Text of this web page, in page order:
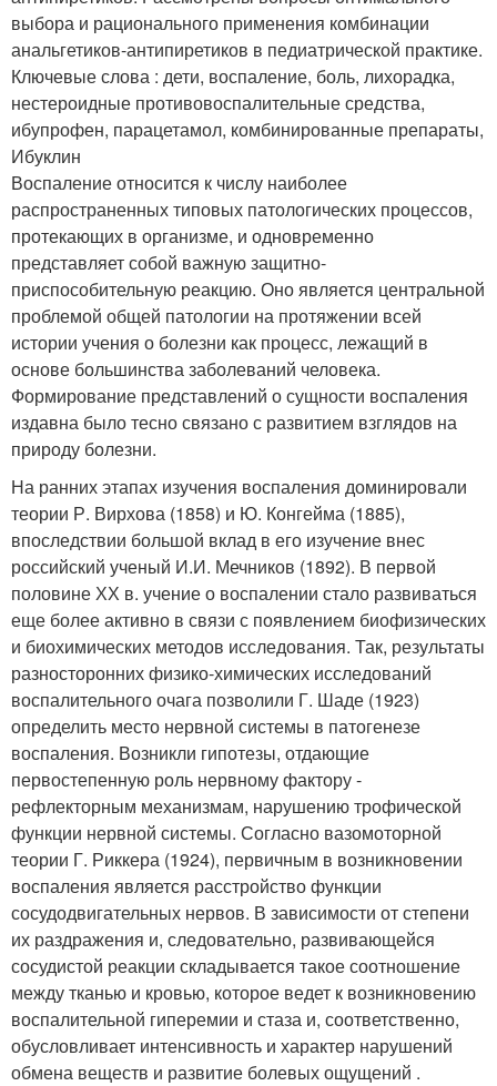
выбора и рационального применения комбинации
анальгетиков-антипиретиков в педиатрической практике.
Ключевые слова : дети, воспаление, боль, лихорадка,
нестероидные противовоспалительные средства,
ибупрофен, парацетамол, комбинированные препараты,
Ибуклин
Воспаление относится к числу наиболее
распространенных типовых патологических процессов,
протекающих в организме, и одновременно
представляет собой важную защитно-
приспособительную реакцию. Оно является центральной
проблемой общей патологии на протяжении всей
истории учения о болезни как процесс, лежащий в
основе большинства заболеваний человека.
Формирование представлений о сущности воспаления
издавна было тесно связано с развитием взглядов на
природу болезни.
На ранних этапах изучения воспаления доминировали
теории Р. Вирхова (1858) и Ю. Конгейма (1885),
впоследствии большой вклад в его изучение внес
российский ученый И.И. Мечников (1892). В первой
половине ХХ в. учение о воспалении стало развиваться
еще более активно в связи с появлением биофизических
и биохимических методов исследования. Так, результаты
разносторонних физико-химических исследований
воспалительного очага позволили Г. Шаде (1923)
определить место нервной системы в патогенезе
воспаления. Возникли гипотезы, отдающие
первостепенную роль нервному фактору -
рефлекторным механизмам, нарушению трофической
функции нервной системы. Согласно вазомоторной
теории Г. Риккера (1924), первичным в возникновении
воспаления является расстройство функции
сосудодвигательных нервов. В зависимости от степени
их раздражения и, следовательно, развивающейся
сосудистой реакции складывается такое соотношение
между тканью и кровью, которое ведет к возникновению
воспалительной гиперемии и стаза и, соответственно,
обусловливает интенсивность и характер нарушений
обмена веществ и развитие болевых ощущений .